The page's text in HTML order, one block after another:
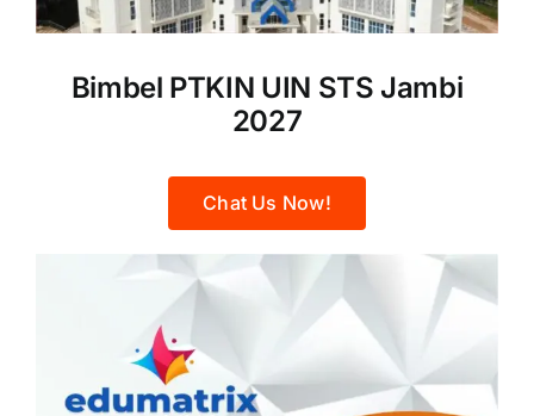
Bimbel PTKIN UIN STS Jambi
2027
Chat Us Now!